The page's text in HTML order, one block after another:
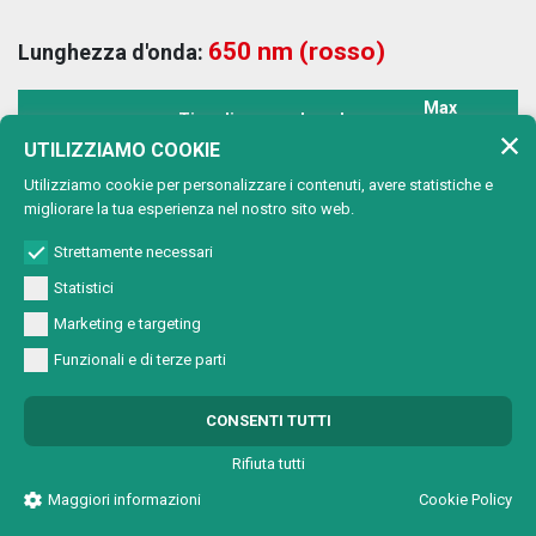
Lunghezza d'onda: 650 nm (rosso)
Tipo di
proiezione
Lunghezza
Max
M4501A2V00 Punto
650 nm
(rosso)
M4501A2VL0 Linea
M4501A2VX0 Croce 1 mW
650 nm
(rosso)
UTILIZZIAMO COOKIE
Utilizziamo cookie per personalizzare i contenuti, avere statistiche e
migliorare la tua esperienza nel nostro sito web.
Strettamente necessari
Statistici
Marketing e targeting
Funzionali e di terze parti
CONSENTI TUTTI
Rifiuta tutti
Maggiori informazioni
Cookie Policy